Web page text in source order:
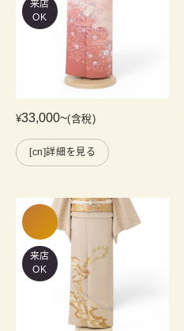
来店
OK
¥33,000~(含稅)
[cn]詳細を見る
来店
OK